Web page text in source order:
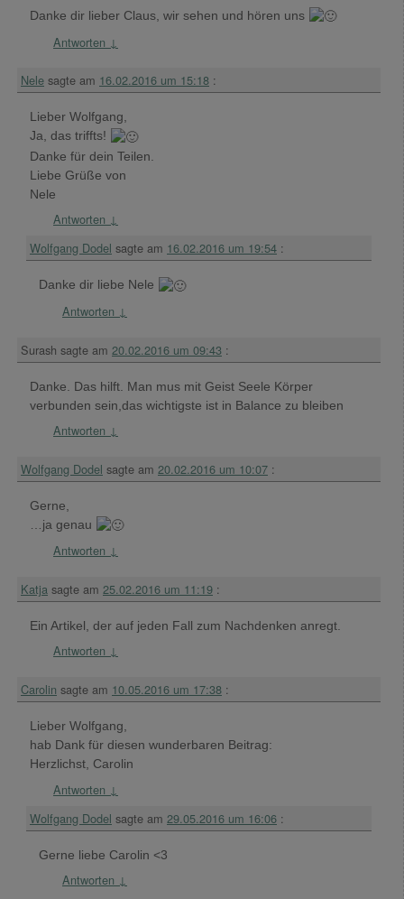
Danke dir lieber Claus, wir sehen und hören uns
Antworten ↓
Nele sagte am 16.02.2016 um 15:18 :
Lieber Wolfgang,
Ja, das triffts!
Danke für dein Teilen.
Liebe Grüße von
Nele
Antworten ↓
Wolfgang Dodel sagte am 16.02.2016 um 19:54 :
Danke dir liebe Nele
Antworten ↓
Surash sagte am 20.02.2016 um 09:43 :
Danke. Das hilft. Man mus mit Geist Seele Körper
verbunden sein,das wichtigste ist in Balance zu bleiben
Antworten ↓
Wolfgang Dodel sagte am 20.02.2016 um 10:07 :
Gerne,
…ja genau
Antworten ↓
Katja sagte am 25.02.2016 um 11:19 :
Ein Artikel, der auf jeden Fall zum Nachdenken anregt.
Antworten ↓
Carolin sagte am 10.05.2016 um 17:38 :
Lieber Wolfgang,
hab Dank für diesen wunderbaren Beitrag:
Herzlichst, Carolin
Antworten ↓
Wolfgang Dodel sagte am 29.05.2016 um 16:06 :
Gerne liebe Carolin <3
Antworten ↓